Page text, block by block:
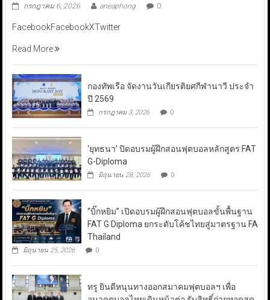
กรกฎาคม 6, 2026 aneaphong 0
FacebookFacebookXTwitter
Read More
กองทัพเรือ จัดงานวันเกียรติยศกีฬานาวี ประจำ
ปี 2569
กรกฎาคม 3, 2026 0
‘ยุทธนา’ ปิดอบรมผู้ฝึกสอนฟุตบอลหลักสูตร FAT
G-Diploma
มิถุนายน 28, 2026 0
“บิ๊กหยิม” เปิดอบรมผู้ฝึกสอนฟุตบอลขั้นพื้นฐาน
FAT G Diploma ยกระดับโค้ชไทยสู่มาตรฐาน FA
Thailand
มิถุนายน 25, 2026 0
ทรู ยินดีหนุนทางออกสมาคมฟุตบอลฯ เพื่อ